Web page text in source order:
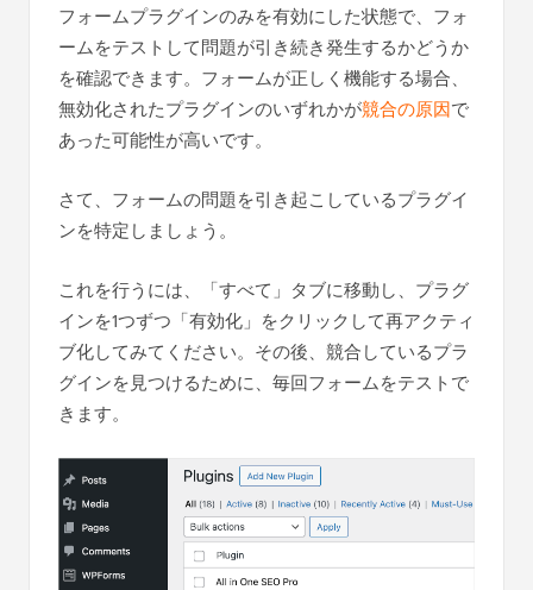
フォームプラグインのみを有効にした状態で、フォ
ームをテストして問題が引き続き発生するかどうか
を確認できます。フォームが正しく機能する場合、
無効化されたプラグインのいずれかが競合の原因で
あった可能性が高いです。
さて、フォームの問題を引き起こしているプラグイ
ンを特定しましょう。
これを行うには、「すべて」タブに移動し、プラグ
インを1つずつ「有効化」をクリックして再アクティ
ブ化してみてください。その後、競合しているプラ
グインを見つけるために、毎回フォームをテストで
きます。